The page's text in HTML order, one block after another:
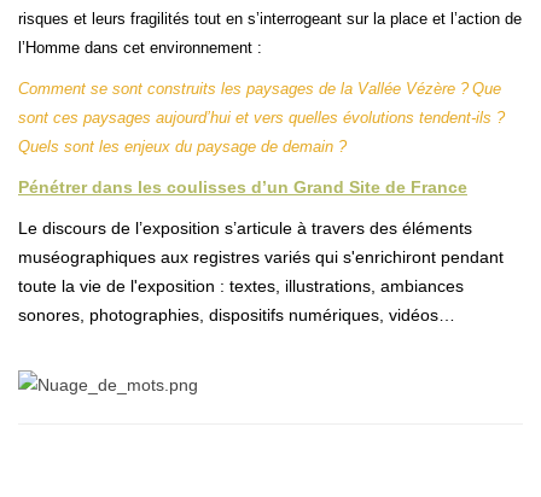
risques et leurs fragilités tout en s’interrogeant sur la place et l’action de
l’Homme dans cet environnement :
Comment se sont construits les paysages de la Vallée Vézère ? Que
sont ces paysages aujourd’hui et vers quelles évolutions tendent-ils ?
Quels sont les enjeux du paysage de demain ?
Pénétrer dans les coulisses d’un Grand Site de France
Le discours de l’exposition s’articule à travers des éléments
muséographiques aux registres variés qui s'enrichiront pendant
toute la vie de l'exposition : textes, illustrations, ambiances
sonores, photographies, dispositifs numériques, vidéos…